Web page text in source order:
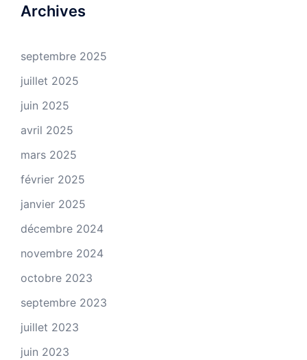
Archives
septembre 2025
juillet 2025
juin 2025
avril 2025
mars 2025
février 2025
janvier 2025
décembre 2024
novembre 2024
octobre 2023
septembre 2023
juillet 2023
juin 2023